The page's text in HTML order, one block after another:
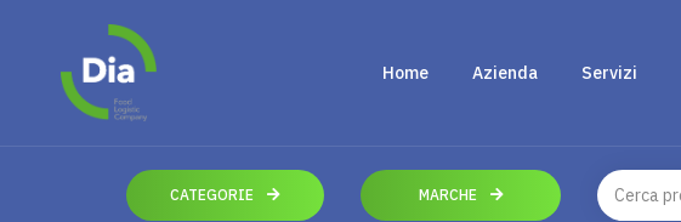
Home Azienda Servizi
CATEGORIE MARCHE